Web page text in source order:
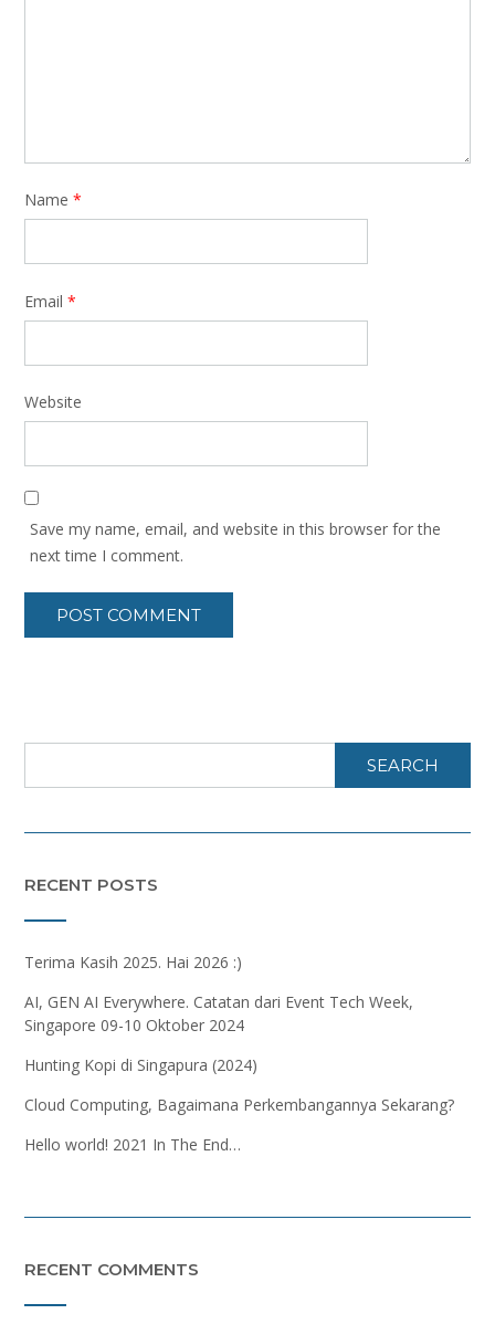
Name *
Email *
Website
Save my name, email, and website in this browser for the
next time I comment.
SEARCH
RECENT POSTS
Terima Kasih 2025. Hai 2026 :)
AI, GEN AI Everywhere. Catatan dari Event Tech Week,
Singapore 09-10 Oktober 2024
Hunting Kopi di Singapura (2024)
Cloud Computing, Bagaimana Perkembangannya Sekarang?
Hello world! 2021 In The End…
RECENT COMMENTS